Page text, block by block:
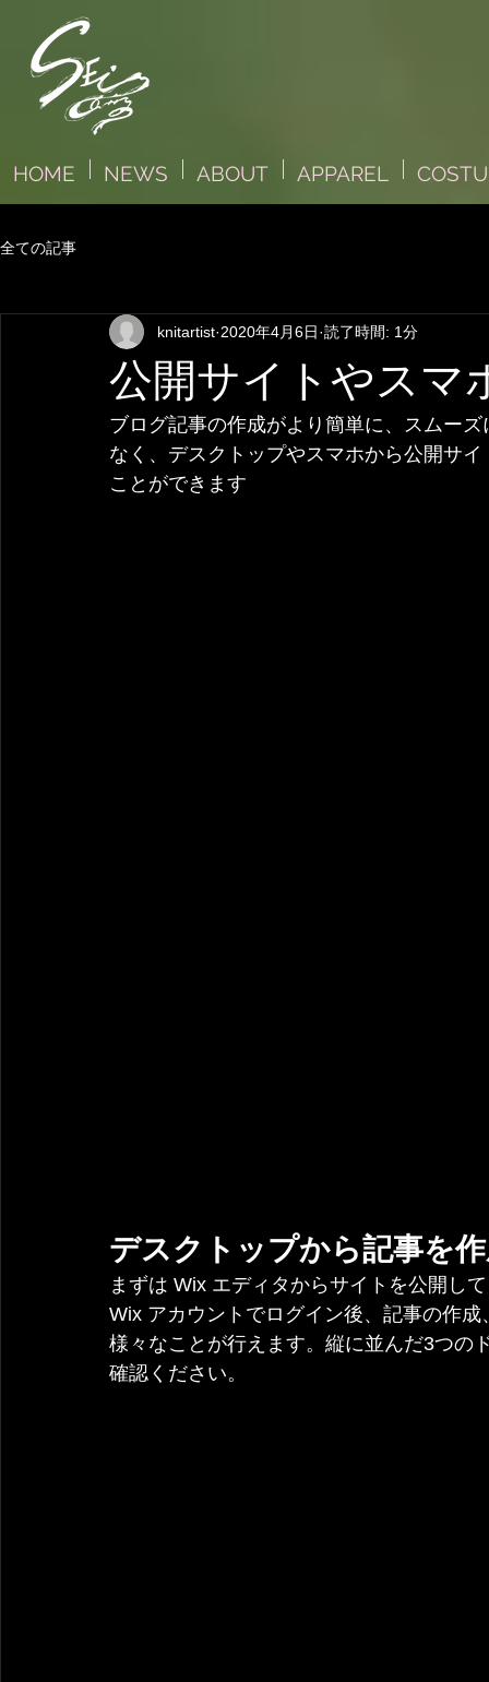
HOME NEWS ABOUT APPAREL
全ての記事
公開サイトやスマ
knitartist 2020年4月6日 読了時間: 1分
ブログ記事の作成がより簡単に、スムー
なく、デスクトップやスマホから公開サ
ことができます
デスクトップから記事を
まずは Wix エディタからサイトを公開し
Wix アカウントでログイン後、記事の作
様々なことが行えます。縦に並んだ3つの
確認ください。